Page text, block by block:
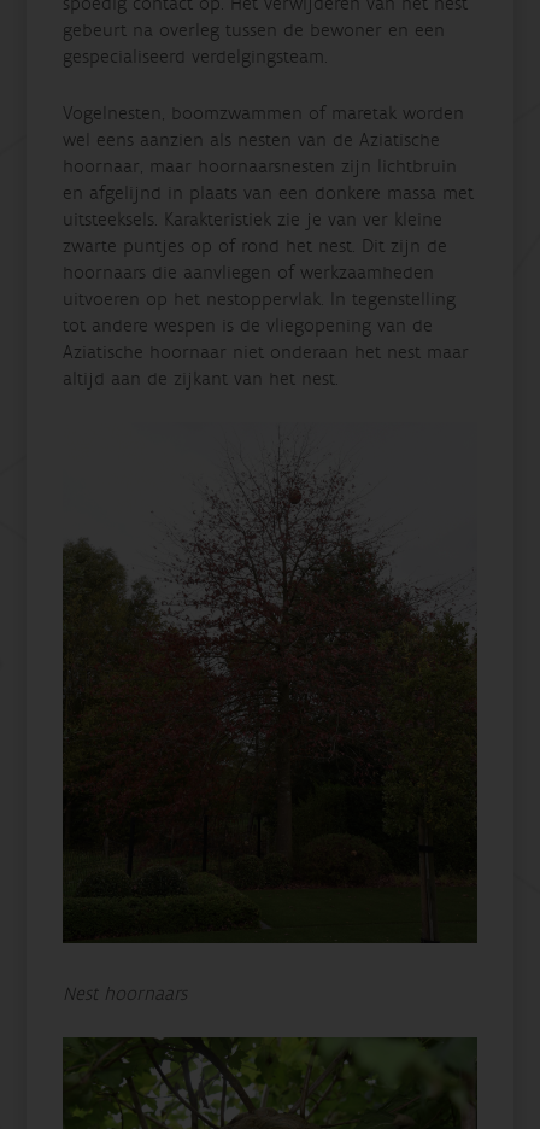
gebeurt na overleg tussen de bewoner en een
gespecialiseerd verdelgingsteam.
Vogelnesten, boomzwammen of maretak worden
wel eens aanzien als nesten van de Aziatische
hoornaar, maar hoornaarsnesten zijn lichtbruin
en afgelijnd in plaats van een donkere massa met
uitsteeksels. Karakteristiek zie je van ver kleine
zwarte puntjes op of rond het nest. Dit zijn de
hoornaars die aanvliegen of werkzaamheden
uitvoeren op het nestoppervlak. In tegenstelling
tot andere wespen is de vliegopening van de
Aziatische hoornaar niet onderaan het nest maar
altijd aan de zijkant van het nest.
Nest hoornaars